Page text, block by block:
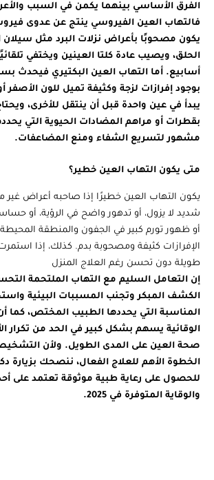
الفرق الأساسي بينهما يكمن في السبب
فالتهاب العين الفيروسي ينتج عن عدوى
يكون مصحوبًا بأعراض نزلات البرد مثل سيلان
الحلق، ويصيب عادة كلتا العينين ويختفي
أسابيع. أما التهاب العين البكتيري فيحدث
بوجود إفرازات لزجة وكثيفة تميل للون الأصفر
يبدأ في عين واحدة قبل أن ينتقل للأخرى،
بقطرات أو مراهم المضادات الحيوية التي
مشهور لتسريع الشفاء ومنع المضاعفات.
متى يكون التهاب العين خطير؟
يكون التهاب العين خطيرًا إذا صاحبه أعراض غير
شديد لا يزول، أو تدهور واضح في الرؤية، أو
أو ظهور تورم كبير في الجفون والمنطقة المحيطة
الإفرازات كثيفة ومصحوبة بدم. كذلك، إذا
طويلة دون تحسن رغم العلاج المنزل
إن التعامل السليم مع التهاب الملتحمة
الكشف المبكر وتجنب المسببات البيئية
المناسبة التي يحددها الطبيب المختص، كما أن
الوقائية يسهم بشكل كبير في الحد من تكرار
صحة العين على المدى الطويل. ولأن
الخطوة الأهم للعلاج الفعال، ننصحك بزيارة
للحصول على رعاية طبية موثوقة تعتمد على
والوقاية المتوفرة في 2025.